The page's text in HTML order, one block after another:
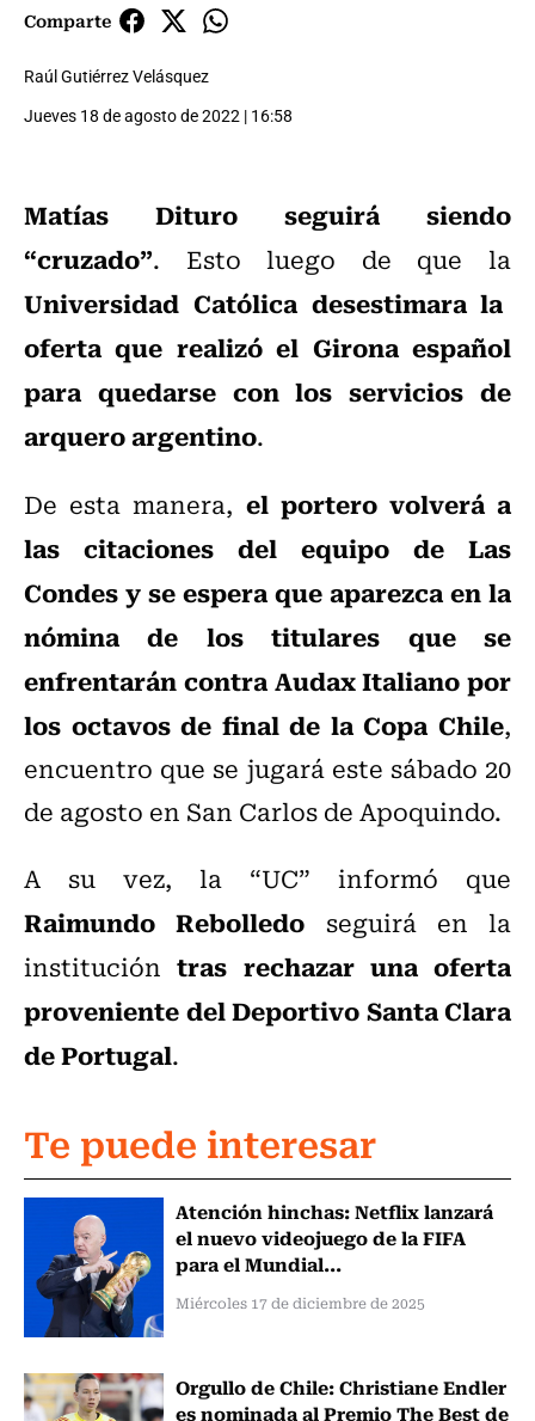
Comparte
Raúl Gutiérrez Velásquez
Jueves 18 de agosto de 2022 | 16:58
Matías Dituro
seguirá siendo
“cruzado”. Esto luego de que la
Universidad Católica desestimara la
oferta que realizó el Girona español
para quedarse con los servicios de
arquero argentino.
De esta manera, el portero volverá a
las citaciones del equipo de Las
Condes y se espera que aparezca en la
nómina de los titulares que se
enfrentarán contra Audax Italiano por
los octavos de final de la Copa Chile,
encuentro que se jugará este sábado 20
de agosto en San Carlos de Apoquindo.
A su vez, la “UC” informó que
Raimundo Rebolledo seguirá en la
institucióntras rechazar una oferta
proveniente del Deportivo Santa Clara
de Portugal.
Te puede interesar
Atención hinchas: Netflix lanzará
el nuevo videojuego de la FIFA
para el Mundial...
Miércoles 17 de diciembre de 2025
Orgullo de Chile: Christiane Endler
es nominada al Premio The Best de